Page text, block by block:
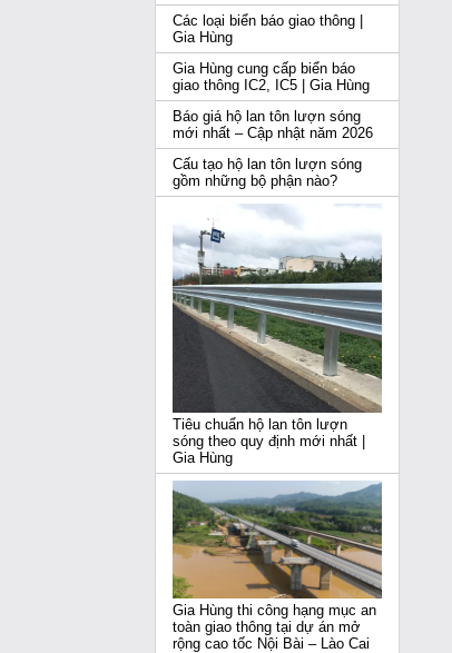
Các loại biển báo giao thông |
Gia Hùng
Gia Hùng cung cấp biển báo
giao thông IC2, IC5 | Gia Hùng
Báo giá hộ lan tôn lượn sóng
mới nhất – Cập nhật năm 2026
Cấu tạo hộ lan tôn lượn sóng
gồm những bộ phận nào?
Tiêu chuẩn hộ lan tôn lượn
sóng theo quy định mới nhất |
Gia Hùng
Gia Hùng thi công hạng mục an
toàn giao thông tại dự án mở
rộng cao tốc Nội Bài – Lào Cai